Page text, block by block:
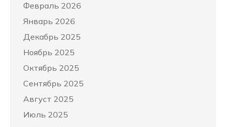
Февраль 2026
Январь 2026
Декабрь 2025
Ноябрь 2025
Октябрь 2025
Сентябрь 2025
Август 2025
Июль 2025